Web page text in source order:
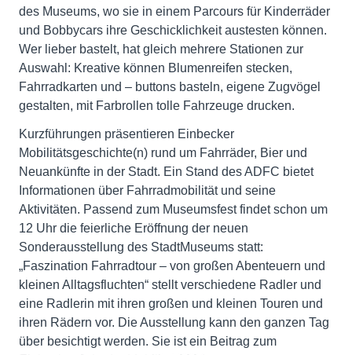
des Museums, wo sie in einem Parcours für Kinderräder
und Bobbycars ihre Geschicklichkeit austesten können.
Wer lieber bastelt, hat gleich mehrere Stationen zur
Auswahl: Kreative können Blumenreifen stecken,
Fahrradkarten und – buttons basteln, eigene Zugvögel
gestalten, mit Farbrollen tolle Fahrzeuge drucken.
Kurzführungen präsentieren Einbecker
Mobilitätsgeschichte(n) rund um Fahrräder, Bier und
Neuankünfte in der Stadt. Ein Stand des ADFC bietet
Informationen über Fahrradmobilität und seine
Aktivitäten. Passend zum Museumsfest findet schon um
12 Uhr die feierliche Eröffnung der neuen
Sonderausstellung des StadtMuseums statt:
„Faszination Fahrradtour – von großen Abenteuern und
kleinen Alltagsfluchten“ stellt verschiedene Radler und
eine Radlerin mit ihren großen und kleinen Touren und
ihren Rädern vor. Die Ausstellung kann den ganzen Tag
über besichtigt werden. Sie ist ein Beitrag zum